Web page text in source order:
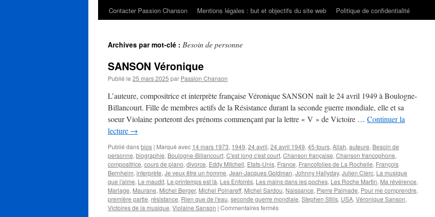
Contacter Passion Chanson
Mentions légales : but et objectifs du site web Politique de confidentialité
Archives par mot-clé : Besoin de personne
SANSON Véronique
Publié le 25 mars 2025 par Passion Chanson
L’auteure, compositrice et interprète française Véronique SANSON naît le 24 avril 1949 à Boulogne-
Billancourt. Fille de membres actifs de la Résistance durant la seconde guerre mondiale, elle et sa
soeur Violaine porteront des prénoms commençant par la lettre « V » de Victoire … Continuer la
lecture →
Publié dansbios | Marqué avec 14 mars 1973, 1949, 24 avril, 24 avril 1949, 45-tours, Allah, auteure, Besoin de
personne, biographie, Boulogne-Billancourt, C'est long c'est court, Chanson française, Chanson francophone,
compositrice, cours de piano, divorce, Eddy Mitchell, Etats-Unis, France, Francofolies de La Rochelle, François
Bernheim, interprète, Je veux être un homme, Jean-Jacques Goldman, Johnny Hallyday, Julien Clerc, La musique
que j'aime, Le maudit, Le printemps est là, Les Enfoirés, Les mains dans les poches, Les Roche Martin, Ma révérence,
Mariage, Maurane, Michel Berger, Michel Polnareff, Michel Sardou, Naissance, Pierre Palmade, Pour me comprendre,
première partie, résistance, Rien que de l'eau, seconde guerre mondiale, Stephen Stills, USA, Véronique Sanson,
Victoires de la musique, Violaine Sanson | Commentaires ferméssur